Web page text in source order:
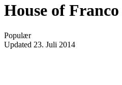
House of Franco
Populær
Updated 23. Juli 2014